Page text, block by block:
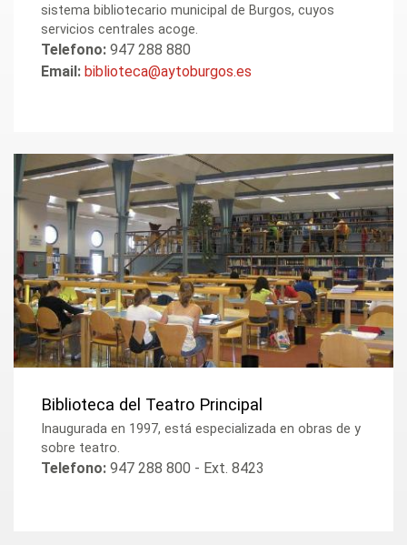
sistema bibliotecario municipal de Burgos, cuyos
servicios centrales acoge.
Telefono:947 288 880
Email:biblioteca@aytoburgos.es
Biblioteca del Teatro Principal
Inaugurada en 1997, está especializada en obras de y
sobre teatro.
Telefono:947 288 800 - Ext. 8423